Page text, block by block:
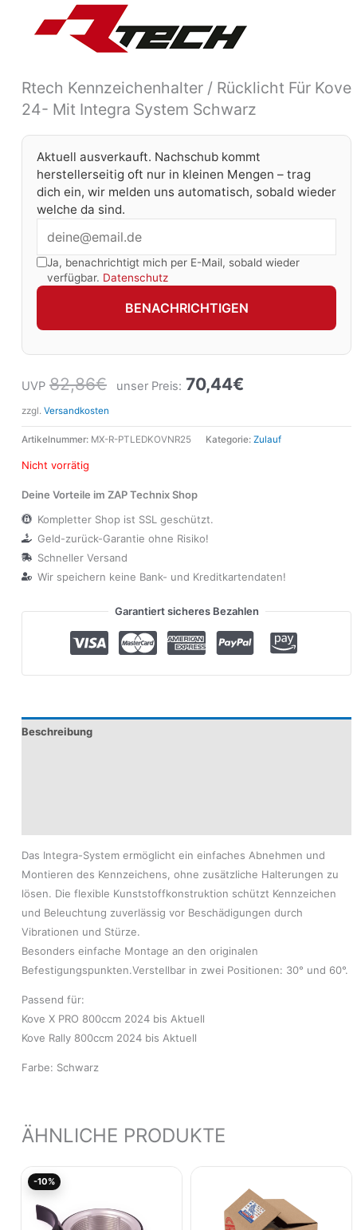
Rtech Kennzeichenhalter / Rücklicht Für Kove
24- Mit Integra System Schwarz
Aktuell ausverkauft. Nachschub kommt
herstellerseitig oft nur in kleinen Mengen – trag
dich ein, wir melden uns automatisch, sobald wieder
welche da sind.
Ja, benachrichtigt mich per E-Mail, sobald wieder
verfügbar. Datenschutz
BENACHRICHTIGEN
UVP 82,86€ unser Preis: 70,44€
zzgl. Versandkosten
Artikelnummer: MX-R-PTLEDKOVNR25 Kategorie: Zulauf
Nicht vorrätig
Deine Vorteile im ZAP Technix Shop
Kompletter Shop ist SSL geschützt.
Geld-zurück-Garantie ohne Risiko!
Schneller Versand
Wir speichern keine Bank- und Kreditkartendaten!
Garantiert sicheres Bezahlen
Beschreibung
Das Integra-System ermöglicht ein einfaches Abnehmen und
Montieren des Kennzeichens, ohne zusätzliche Halterungen zu
lösen. Die flexible Kunststoffkonstruktion schützt Kennzeichen
und Beleuchtung zuverlässig vor Beschädigungen durch
Vibrationen und Stürze.
Besonders einfache Montage an den originalen
Befestigungspunkten.Verstellbar in zwei Positionen: 30° und 60°.
Passend für:
Kove X PRO 800ccm 2024 bis Aktuell
Kove Rally 800ccm 2024 bis Aktuell
Farbe: Schwarz
ÄHNLICHE PRODUKTE
-10%
173,85€
156,46€.